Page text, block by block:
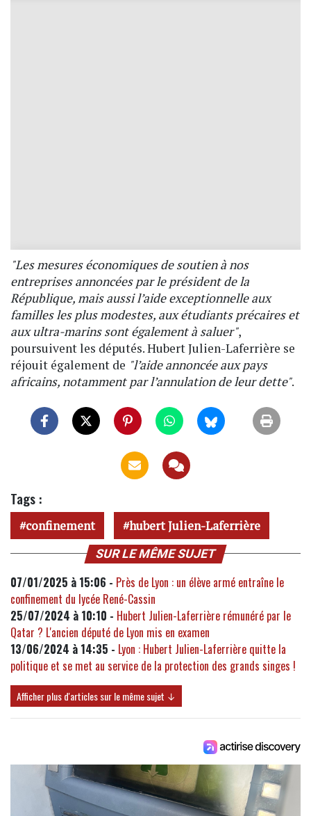
"Les mesures économiques de soutien à nos
entreprises annoncées par le président de la
République, mais aussi l’aide exceptionnelle aux
familles les plus modestes, aux étudiants précaires et
aux ultra-marins sont également à saluer",
poursuivent les députés. Hubert Julien-Laferrière se
réjouit également de "l’aide annoncée aux pays
africains, notamment par l’annulation de leur dette".
Tags :
confinement hubert Julien-Laferrière
SUR LE MÊME SUJET
07/01/2025 à 15:06 - Près de Lyon : un élève armé entraîne le
confinement du lycée René-Cassin
25/07/2024 à 10:10 - Hubert Julien-Laferrière rémunéré par le
Qatar ? L'ancien député de Lyon mis en examen
13/06/2024 à 14:35 - Lyon : Hubert Julien-Laferrière quitte la
politique et se met au service de la protection des grands singes !
Afficher plus d'articles sur le même sujet ↓